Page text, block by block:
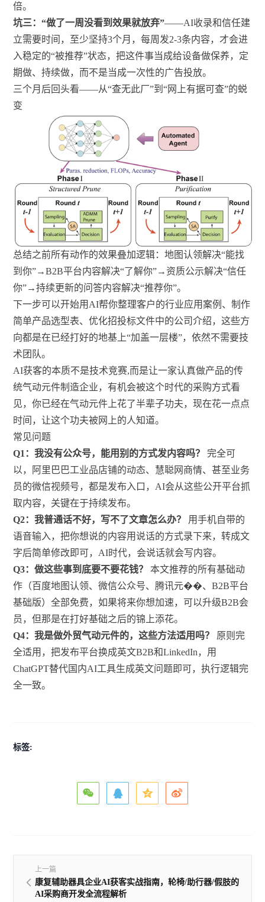
倍。
坑三：“做了一周没看到效果就放弃”——AI收录和信任建
立需要时间，至少坚持3个月，每周发2-3条内容，才会进
入稳定的“被推荐”状态，把这件事当成给设备做保养，定
期做、持续做，而不是当成一次性的广告投放。
三个月后回头看——从“查无此厂”到“网上有据可查”的蜕
变
总结之前所有动作的效果叠加逻辑：地图认领解决“能找
到你”→B2B平台内容解决“了解你”→资质公示解决“信任
你”→持续更新的问答内容解决“推荐你”。
下一步可以开始用AI帮你整理客户的行业应用案例、制作
简单产品选型表、优化招投标文件中的公司介绍，这些方
向都是在已经打好的地基上“加盖一层楼”，依然不需要技
术团队。
AI获客的本质不是技术竞赛,而是让一家认真做产品的传
统气动元件制造企业，有机会被这个时代的采购方式看
见，你已经在气动元件上花了半辈子功夫，现在花一点点
时间，让这个功夫被网上的人知道。
常见问题
Q1：我没有公众号，能用别的方式发内容吗？
完全可
以，阿里巴巴工业品店铺的动态、慧聪网商情、甚至业务
员的微信视频号，都是发布入口，AI会从这些公开平台抓
取内容，关键在于持续发布。
Q2：我普通话不好，写不了文章怎么办？
用手机自带的
语音输入，把你想说的内容用说话的方式录下来，转成文
字后简单修改即可，AI时代，会说话就会写内容。
Q3：做这些事到底要不要花钱？
本文推荐的所有基础动
作（百度地图认领、微信公众号、腾讯元��、B2B平台
基础版）全部免费，如果将来你想加速，可以升级B2B会
员，但那是在打好基础之后的锦上添花。
Q4：我是做外贸气动元件的，这些方法适用吗？
原则完
全适用，把发布平台换成英文B2B和LinkedIn，用
ChatGPT替代国内AI工具生成英文问题即可，执行逻辑完
全一致。
标签:
上一篇
康复辅助器具企业AI获客实战指南，轮椅/助行器/假肢的
AI采购商开发全流程解析